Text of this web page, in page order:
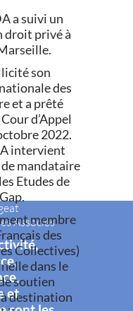
a suivi un
droit privé à
son
des
et a prêté
d’Appel
2022.
intervient
mandataire
Etudes de
membre
des
Collectives)
dans le
soutien
destination
Associés
et